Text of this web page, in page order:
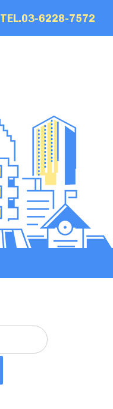
TEL.03-6228-7572